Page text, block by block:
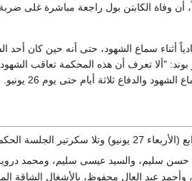
أن وفاة الكابتن بول راجعة مباشرة غلى
أثناء سماع الشهود، حتى أنه حين كان
"ألا تعرف أن هذه المحكمة تعاقب
والدفاع ثلاثة أيام حتى يوم 26 يونيو.
وهو يقضي على كل من:
سليم، والسيد عيسى سليم، ومحمد درويش
وأحمد عبد العال محفوظ، بالأشغال الشاقة